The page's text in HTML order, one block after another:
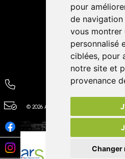
pour
de
vous montrer
personnalisé
ciblées, pour
notre site et
provenance
Changer
© 2026 Autour de la Pharmacie